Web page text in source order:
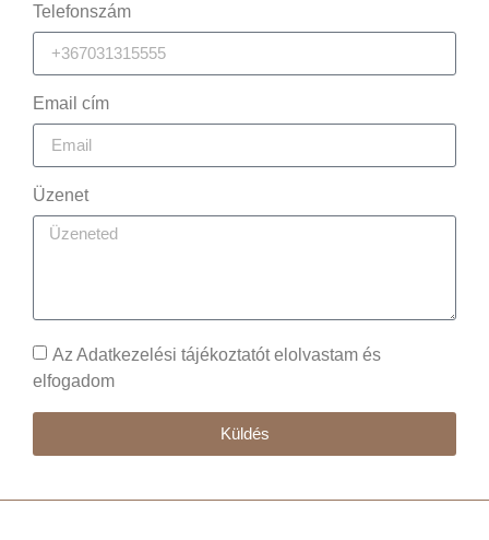
Telefonszám
Email cím
Üzenet
Az Adatkezelési tájékoztatót elolvastam és
elfogadom
Küldés